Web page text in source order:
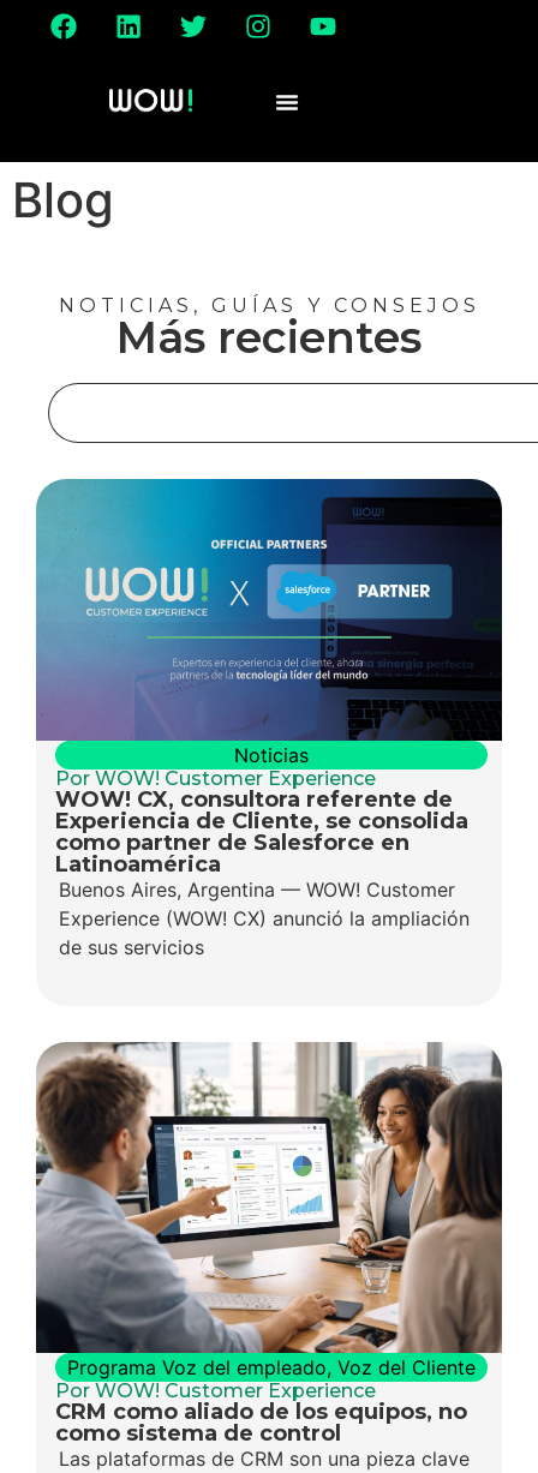
Blog
NOTICIAS, GUÍAS Y CONSEJOS
Más recientes
Noticias
Por WOW! Customer Experience
WOW! CX, consultora referente de
Experiencia de Cliente, se consolida
como partner de Salesforce en
Latinoamérica
Buenos Aires, Argentina — WOW! Customer
Experience (WOW! CX) anunció la ampliación
de sus servicios
Programa Voz del empleado, Voz del Cliente
Por WOW! Customer Experience
CRM como aliado de los equipos, no
como sistema de control
Las plataformas de CRM son una pieza clave